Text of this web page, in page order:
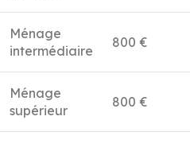
Ménage
intermédiaire
800 €
Ménage
supérieur
800 €